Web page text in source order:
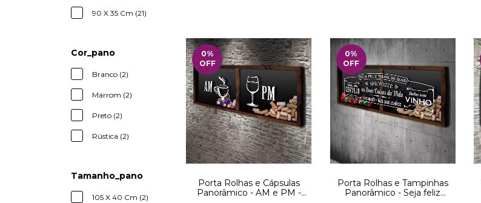
90 X 35 Cm (21)
Cor_pano
Branco (2)
Marrom (2)
Preto (2)
Rústica (2)
Tamanho_pano
105 X 40 Cm (2)
0%
OFF
Porta Rolhas e Cápsulas
Panorâmico - AM e PM -
0%
OFF
Porta Rolhas e Tampinhas
Panorâmico - Seja feliz